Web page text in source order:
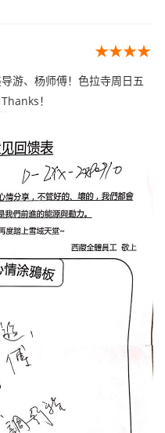
★★★★
游、杨师傅！色拉寺周日五
！